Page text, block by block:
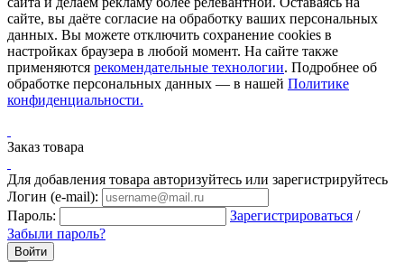
сайте, вы даёте согласие на обработку ваших персональных
данных. Вы можете отключить сохранение cookies в
настройках браузера в любой момент. На сайте также
применяются рекомендательные технологии. Подробнее об
обработке персональных данных — в нашей Политике
конфиденциальности.
Заказ товара
Для добавления товара авторизуйтесь или зарегистрируйтесь
Логин (e-mail):
Пароль:
Зарегистрироваться /
Забыли пароль?